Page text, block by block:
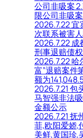
公司非吸案
限公司非吸
2026.7.22 宜
次联系被害
2026.7.22 成
刑事退赔债
2026.7.22 哈
富”退赔案件
额为
2026.7.21 包
马智强非法
金额公示
2026.7.21 抚
菲,欧阳爱娇,
美鲜,黄国珍,